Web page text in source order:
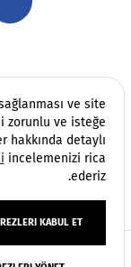
ve site
zorunlu ve isteğe
hakkında detaylı
incelemenizi rica
ederiz.
KABUL ET